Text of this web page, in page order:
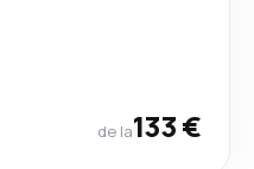
de la133 €